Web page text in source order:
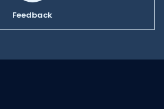
Feedback